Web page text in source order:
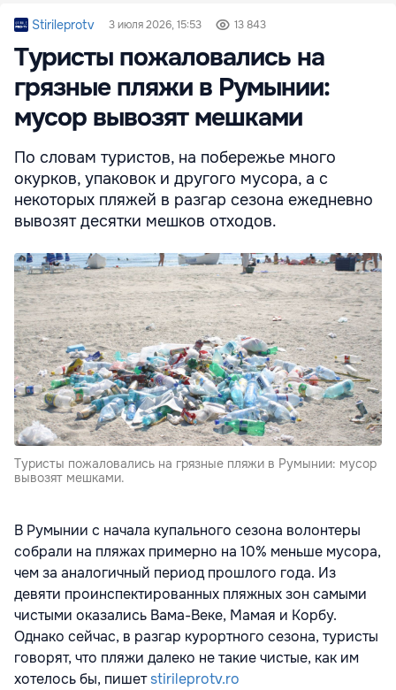
Stirileprotv 3 июля 2026, 15:53 13 843
Туристы пожаловались на
грязные пляжи в Румынии:
мусор вывозят мешками
По словам туристов, на побережье много
окурков, упаковок и другого мусора, а с
некоторых пляжей в разгар сезона ежедневно
вывозят десятки мешков отходов.
Туристы пожаловались на грязные пляжи в Румынии: мусор
вывозят мешками.
В Румынии с начала купального сезона волонтеры
собрали на пляжах примерно на 10% меньше мусора,
чем за аналогичный период прошлого года. Из
девяти проинспектированных пляжных зон самыми
чистыми оказались Вама-Веке, Мамая и Корбу.
Однако сейчас, в разгар курортного сезона, туристы
говорят, что пляжи далеко не такие чистые, как им
хотелось бы, пишетstirileprotv.ro